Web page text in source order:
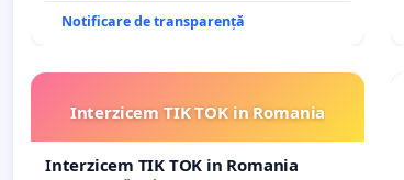
Notificare de transparență
Interzicem TIK TOK in Romania
Interzicem TIK TOK in Romania